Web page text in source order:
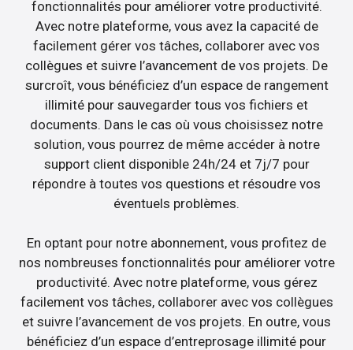
fonctionnalités pour améliorer votre productivité.
Avec notre plateforme, vous avez la capacité de
facilement gérer vos tâches, collaborer avec vos
collègues et suivre l’avancement de vos projets. De
surcroît, vous bénéficiez d’un espace de rangement
illimité pour sauvegarder tous vos fichiers et
documents. Dans le cas où vous choisissez notre
solution, vous pourrez de même accéder à notre
support client disponible 24h/24 et 7j/7 pour
répondre à toutes vos questions et résoudre vos
éventuels problèmes.
En optant pour notre abonnement, vous profitez de
nos nombreuses fonctionnalités pour améliorer votre
productivité. Avec notre plateforme, vous gérez
facilement vos tâches, collaborer avec vos collègues
et suivre l’avancement de vos projets. En outre, vous
bénéficiez d’un espace d’entreprosage illimité pour